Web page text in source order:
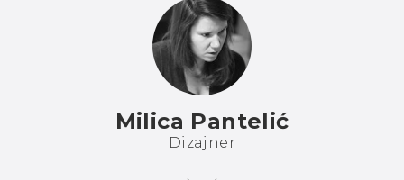
Milica Pantelić
Dizajner